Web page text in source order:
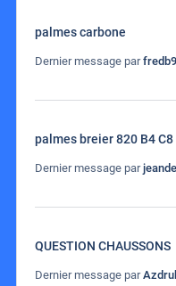
palmes carbone
Dernier message par
palmes breier 820 B4 C8
Dernier message par
QUESTION CHAUSSONS
Dernier message par